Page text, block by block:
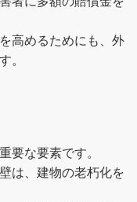
高めるためにも、外
。
要な要素です。
は、建物の老朽化を